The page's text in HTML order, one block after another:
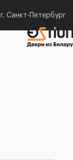
г. Санкт-Петербург